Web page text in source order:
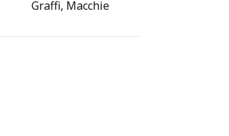
attraente e pratico
Graffi, Macchie